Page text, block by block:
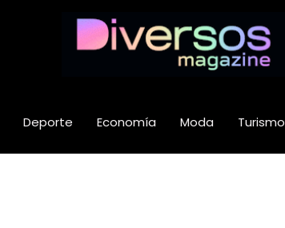
Deporte Economía Moda Turismo